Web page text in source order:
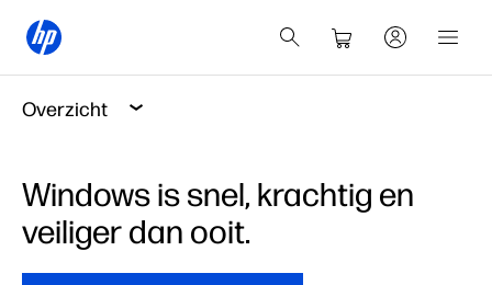
Overzicht
Windows is snel, krachtig en
veiliger dan ooit.